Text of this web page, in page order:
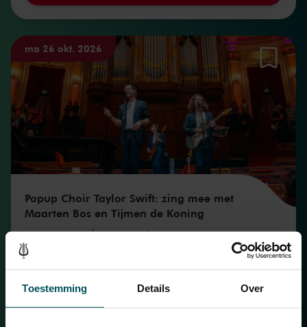
Toestemming Details Over
Popup Choir Taylor Swift: zing mee met
Maarten Bos en Tijmen de Koning
20:15–22:35 Grote Zaal
Informatie en bestellen
ma 26 okt. 2026